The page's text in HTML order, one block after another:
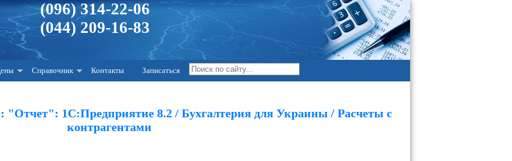
(096) 314-22-06
(044) 209-16-83
Справочник Контакты Записаться
"Отчет": 1С:Предприятие 8.2 / Бухгалтерия для Украины / Расчеты с
контрагентами